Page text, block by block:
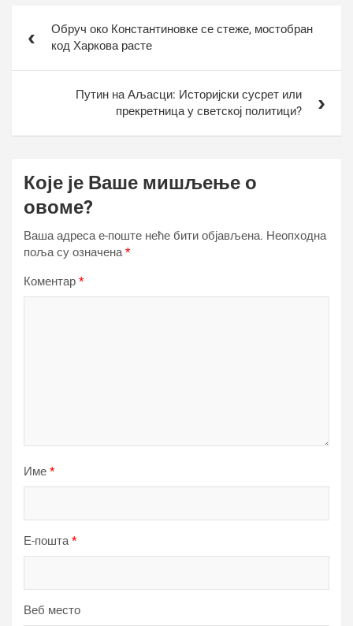
чланкаОбруч око Константиновке се стеже, мостобран
код Харкова расте
Путин на Аљасци: Историјски сусрет или
прекретница у светској политици?
Које је Ваше мишљење о
овоме?
Ваша адреса е-поште неће бити објављена. Неопходна
поља су означена*
Коментар *
Име *
Е-пошта*
Веб место